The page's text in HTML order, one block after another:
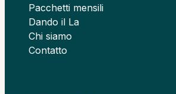
Pacchetti mensili
Dando il La
Chi siamo
Contatto